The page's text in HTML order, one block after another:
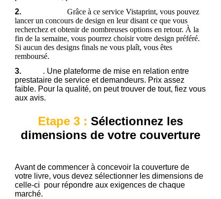
2.
Grâce à ce service Vistaprint, vous pouvez
lancer un concours de design en leur disant ce que vous
recherchez et obtenir de nombreuses options en retour. À la
fin de la semaine, vous pourrez choisir votre design préféré.
Si aucun des designs finals ne vous plaît, vous êtes
remboursé.
3.
. Une plateforme de mise en relation entre
prestataire de service et demandeurs. Prix assez
faible. Pour la qualité, on peut trouver de tout, fiez vous
aux avis.
Etape 3 : Sélectionnez les
dimensions de votre couverture
Avant de commencer à concevoir la couverture de
votre livre, vous devez sélectionner les dimensions de
celle-ci pour répondre aux exigences de chaque
marché.